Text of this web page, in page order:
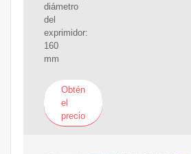
diámetro
del
exprimidor:
160
mm
Obtén
el
precio